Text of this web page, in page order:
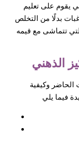
يقوم على تعليم
بدلًا من التخلص
تتماشى مع قيمه
الذهني
الحاضر وكيفية